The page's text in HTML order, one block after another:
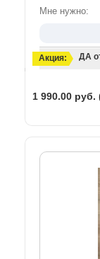
Мне нужно:
Акция: ДА
1 990.00 руб.